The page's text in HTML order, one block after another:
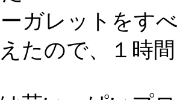
ガレットをす
たので、１時